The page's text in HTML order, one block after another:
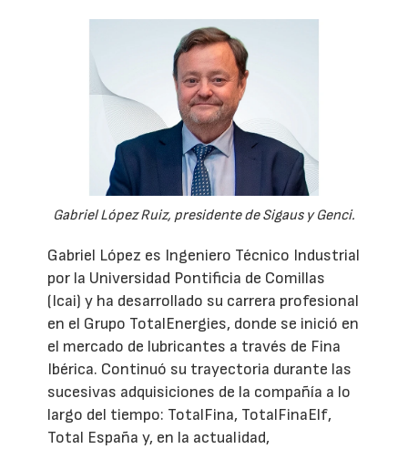
Gabriel López Ruiz, presidente de Sigaus y Genci.
Gabriel López es Ingeniero Técnico Industrial
por la Universidad Pontificia de Comillas
(Icai) y ha desarrollado su carrera profesional
en el Grupo TotalEnergies, donde se inició en
el mercado de lubricantes a través de Fina
Ibérica. Continuó su trayectoria durante las
sucesivas adquisiciones de la compañía a lo
largo del tiempo: TotalFina, TotalFinaElf,
Total España y, en la actualidad,